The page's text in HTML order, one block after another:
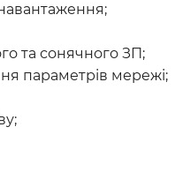
та сонячного ЗП;
параметрів мережі;